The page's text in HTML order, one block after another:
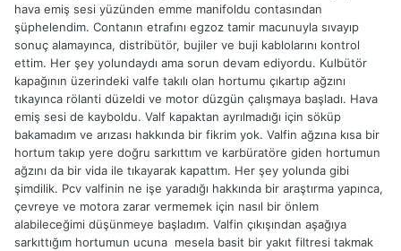
hava emiş sesi yüzünden emme manifoldu contasından
şüphelendim. Contanın etrafını egzoz tamir macunuyla sıvayıp
sonuç alamayınca, distribütör, bujiler ve buji kablolarını kontrol
ettim. Her şey yolundaydı ama sorun devam ediyordu. Kulbütör
kapağının üzerindeki valfe takılı olan hortumu çıkartıp ağzını
tıkayınca rölanti düzeldi ve motor düzgün çalışmaya başladı. Hava
emiş sesi de kayboldu. Valf kapaktan ayrılmadığı için söküp
bakamadım ve arızası hakkında bir fikrim yok. Valfin ağzına kısa bir
hortum takıp yere doğru sarkıttım ve karbüratöre giden hortumun
ağzını da bir vida ile tıkayarak kapattım. Her şey yolunda gibi
şimdilik. Pcv valfinin ne işe yaradığı hakkında bir araştırma yapınca,
çevreye ve motora zarar vermemek için nasıl bir önlem
alabileceğimi düşünmeye başladım. Valfin çıkışından aşağıya
sarkıttığım hortumun ucuna mesela basit bir yakıt filtresi takmak